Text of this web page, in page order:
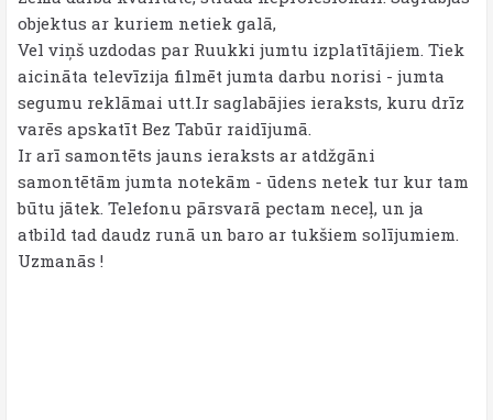
objektus ar kuriem netiek galā,
Vel viņš uzdodas par Ruukki jumtu izplatītājiem. Tiek
aicināta televīzija filmēt jumta darbu norisi - jumta
segumu reklāmai utt.Ir saglabājies ieraksts, kuru drīz
varēs apskatīt Bez Tabūr raidījumā.
Ir arī samontēts jauns ieraksts ar atdžgāni
samontētām jumta notekām - ūdens netek tur kur tam
būtu jātek. Telefonu pārsvarā pectam neceļ, un ja
atbild tad daudz runā un baro ar tukšiem solījumiem.
Uzmanās !